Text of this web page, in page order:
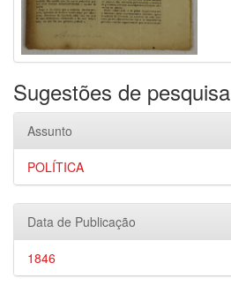
Sugestões de pesquisa
Assunto
POLÍTICA
Data de Publicação
1846